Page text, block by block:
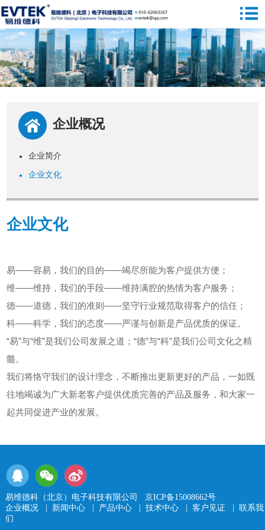
企业概况
● 企业简介
● 企业文化
企业文化
易——容易，我们的目的——竭尽所能为客户提供方便；
维——维持，我们的手段——维持满腔的热情为客户服务；
德——道德，我们的准则——坚守行业规范取得客户的信任；
科——科学，我们的态度——严谨与创新是产品优质的保证。
“易”与“维”是我们公司发展之道；“德”与“科”是我们公司文化之精
髓。
我们将恪守我们的设计理念，不断推出更新更好的产品，一如既
往地竭诚为广大新老客户提供优质完善的产品及服务，和大家一
起共同促进产业的发展。
易维德科（北京）电子科技有限公司 京ICP备15008662号
企业概况| 新闻中心| 产品中心| 技术中心| 客户见证 | 联系我
们